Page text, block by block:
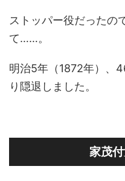
ストッパー役だったの
て……。
明治5年（1872年）、
り隠退しました。
家茂